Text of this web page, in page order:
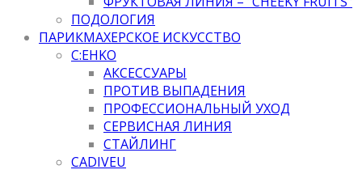
ПОДОЛОГИЯ
ПАРИКМАХЕРСКОЕ ИСКУССТВО
C:EHKO
АКСЕССУАРЫ
ПРОТИВ ВЫПАДЕНИЯ
ПРОФЕССИОНАЛЬНЫЙ УХОД
СЕРВИСНАЯ ЛИНИЯ
СТАЙЛИНГ
CADIVEU